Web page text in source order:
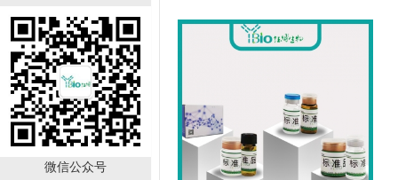
微信公众号
四环素 60-54-8 YB-
73323S
￥180.00